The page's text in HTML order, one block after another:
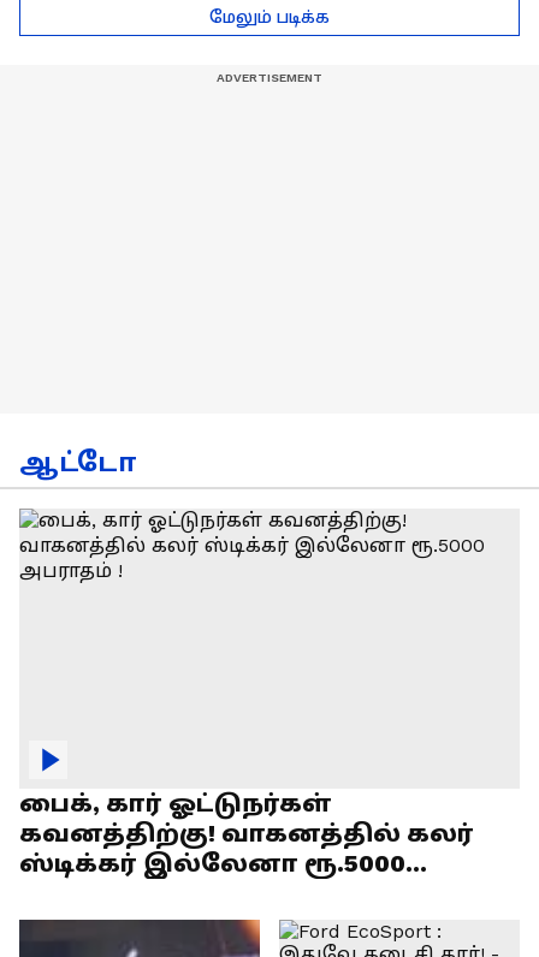
டெல்லி செல்லும் RCB
அணி !
பயிற்சியாளர் பிரீத்தி
ரதி
மேலும் படிக்க
ஆட்டோ
பைக், கார் ஓட்டுநர்கள்
கவனத்திற்கு! வாகனத்தில் கலர்
ஸ்டிக்கர் இல்லேனா ரூ.5000